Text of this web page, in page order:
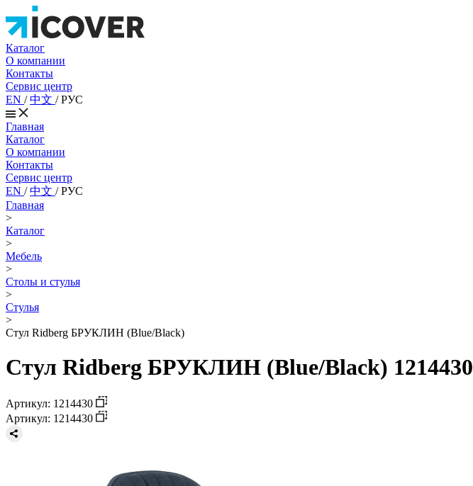
Каталог
О компании
Контакты
Сервис центр
EN /中文 /РУС
Главная
Каталог
О компании
Контакты
Сервис центр
EN /中文 /РУС
Главная
>
Каталог
>
Мебель
>
Столы и стулья
>
Стулья
>
Стул Ridberg БРУКЛИН (Blue/Black)
Стул Ridberg БРУКЛИН (Blue/Black) 1214430
Артикул: 1214430
Артикул: 1214430